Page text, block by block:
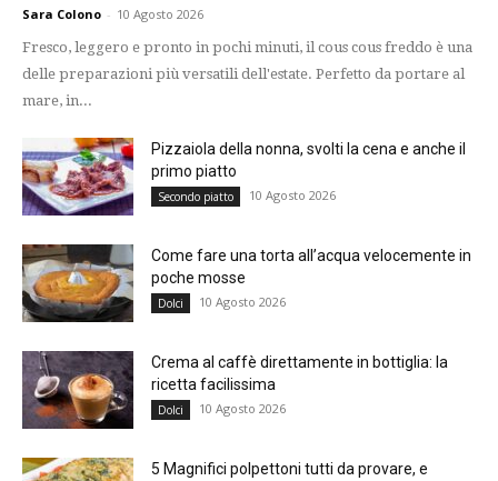
Sara Colono - 10 Agosto 2026
Fresco, leggero e pronto in pochi minuti, il cous cous freddo è una
delle preparazioni più versatili dell'estate. Perfetto da portare al
mare, in...
Pizzaiola della nonna, svolti la cena e anche il
primo piatto
Secondo piatto 10 Agosto 2026
Come fare una torta all’acqua velocemente in
poche mosse
Dolci 10 Agosto 2026
Crema al caffè direttamente in bottiglia: la
ricetta facilissima
Dolci 10 Agosto 2026
5 Magnifici polpettoni tutti da provare, e